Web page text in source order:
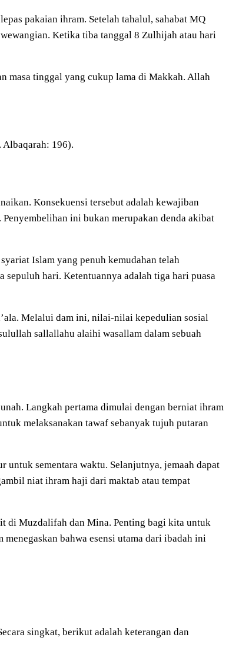
pakaian ihram. Setelah tahalul, sahabat MQ
Ketika tiba tanggal 8 Zulhijah atau hari
masa tinggal yang cukup lama di Makkah. Allah
Albaqarah: 196).
Konsekuensi tersebut adalah kewajiban
ini bukan merupakan denda akibat
Islam yang penuh kemudahan telah
sepuluh hari. Ketentuannya adalah tiga hari puasa
Melalui dam ini, nilai-nilai kepedulian sosial
sallallahu alaihi wasallam dalam sebuah
Langkah pertama dimulai dengan berniat ihram
melaksanakan tawaf sebanyak tujuh putaran
sementara waktu. Selanjutnya, jemaah dapat
niat ihram haji dari maktab atau tempat
di Muzdalifah dan Mina. Penting bagi kita untuk
bahwa esensi utama dari ibadah ini
singkat, berikut adalah keterangan dan